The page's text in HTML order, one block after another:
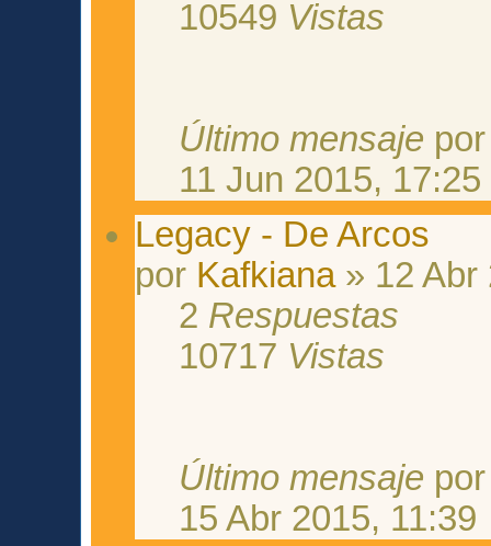
10549 Vistas
Último mensaje
11 Jun 2015, 17:25
Legacy - De Arcos
por Kafkiana» 12 Abr
2 Respuestas
10717 Vistas
Último mensaje
15 Abr 2015, 11:39